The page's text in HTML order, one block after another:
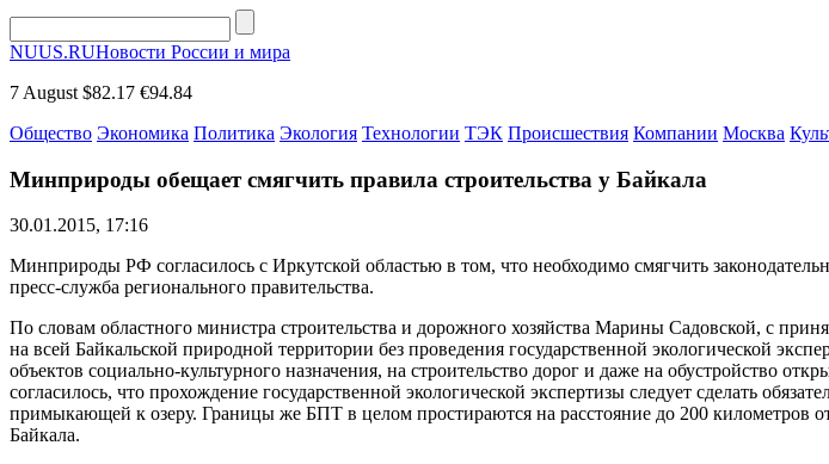
NUUS.RUНовости России и мира
7 August $82.17 €94.84
Общество Экономика Политика Экология Технологии ТЭК Происшествия Компании Москва
Минприроды обещает смягчить правила строительства у Байкала
30.01.2015, 17:16
Минприроды РФ согласилось с Иркутской областью в том, что необходимо смягчить
пресс-служба регионального правительства.
По словам областного министра строительства и дорожного хозяйства Марины Садовской, с
на всей Байкальской природной территории без проведения государственной экологической
объектов социально-культурного назначения, на строительство дорог и даже на обустройство
согласилось, что прохождение государственной экологической экспертизы следует сделать
примыкающей к озеру. Границы же БПТ в целом простираются на расстояние до 200 километров
Байкала.